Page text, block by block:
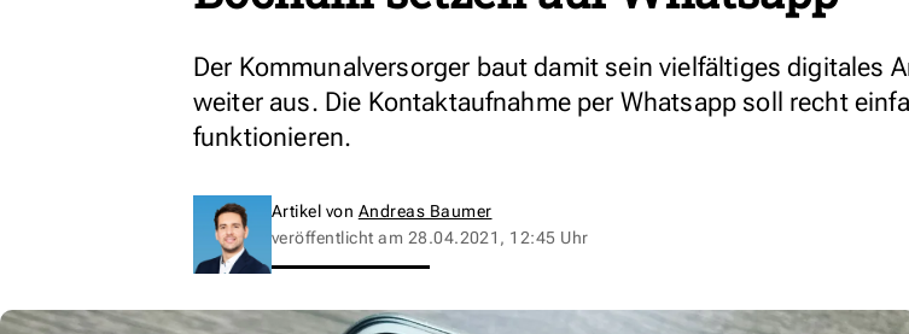
Der Kommunalversorger baut damit sein vielfältiges digitales
weiter aus. Die Kontaktaufnahme per Whatsapp soll recht
funktionieren.
Artikel von Andreas Baumer
veröffentlicht am 28.04.2021, 12:45 Uhr